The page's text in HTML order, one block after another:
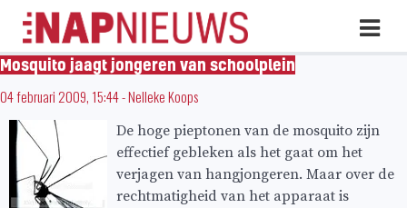
Skip
naar
inhoud
Mosquito jaagt jongeren van schoolplein
04 februari 2009, 15:44-Nelleke Koops
De hoge pieptonen van de mosquito zijn
effectief gebleken als het gaat om het
verjagen van hangjongeren. Maar over de
rechtmatigheid van het apparaat is